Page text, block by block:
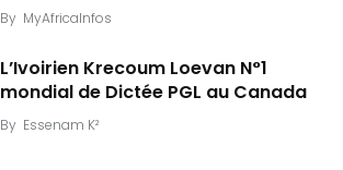
By MyAfricaInfos
L’Ivoirien Krecoum Loevan N°1
mondial de Dictée PGL au Canada
By Essenam K²